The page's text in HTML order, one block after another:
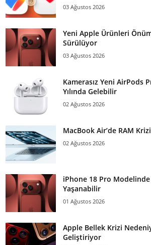
03 Ağustos 2026
Yeni Apple Ürünleri
Sürülüyor
03 Ağustos 2026
Kamerasız Yeni AirPods
Yılında Gelebilir
02 Ağustos 2026
MacBook Air’de RAM Krizi
02 Ağustos 2026
iPhone 18 Pro Modelinde
Yaşanabilir
01 Ağustos 2026
Apple Bellek Krizi
Geliştiriyor